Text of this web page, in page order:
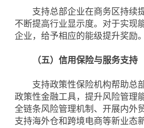
支持总部企业在商务区持续提
不断提高行业显示度。对于实现
企业，给予相应的能级提升奖励。
（五）信用保险与服务支持
支持政策性保险机构帮助总
政策性金融工具，提升风险管理
全链条风险管理机制、开展内外
支持海外仓和跨境电商等新业态